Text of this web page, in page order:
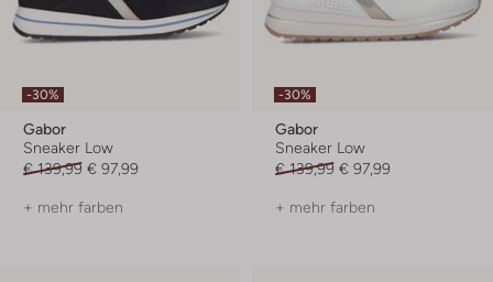
-30%
Gabor
Sneaker Low
€ 139,99 € 97,99
+ mehr farben
-30%
Gabor
Sneaker Low
€ 139,99 € 97,99
+ mehr farben